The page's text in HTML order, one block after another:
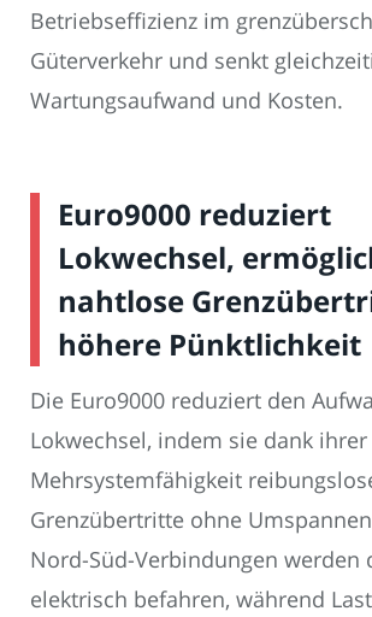
Betriebseffizienz im
Güterverkehr und senkt
Wartungsaufwand und Kosten.
Euro9000 reduziert
Lokwechsel,
nahtlose
höhere Pünktlichkeit
Die Euro9000 reduziert den
Lokwechsel, indem sie dank ihrer
Mehrsystemfähigkeit
Grenzübertritte ohne
Nord-Süd-Verbindungen werden
elektrisch befahren, während